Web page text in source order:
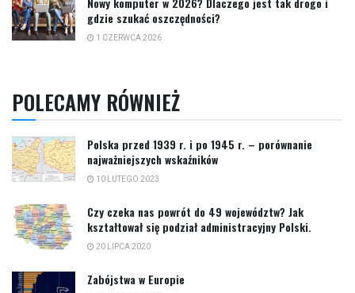
gdzie szukać oszczędności?
1 CZERWCA 2026
POLECAMY RÓWNIEŻ
Polska przed 1939 r. i po 1945 r. – porównanie
najważniejszych wskaźników
10 LUTEGO 2023
Czy czeka nas powrót do 49 województw? Jak
kształtował się podział administracyjny Polski.
20 LIPCA 2020
Zabójstwa w Europie